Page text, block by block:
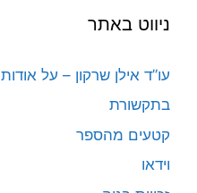
ניווט באתר
עו”ד אילן שרקון – על אודות
בתקשורת
קטעים מהספר
וידאו